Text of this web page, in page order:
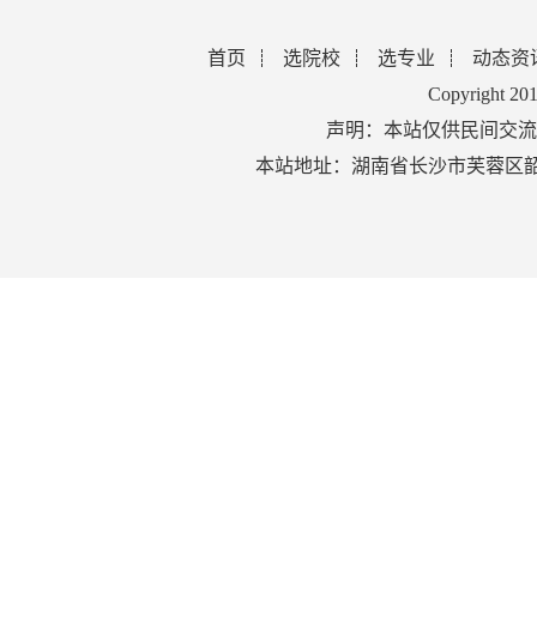
首页 选院校 选专业
动态资
Copyright
声明：本站仅供民间交
本站地址：湖南省长沙市芙蓉区